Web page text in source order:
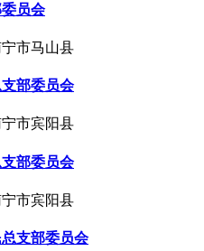
员会
市马山县
部委员会
市宾阳县
部委员会
市宾阳县
支部委员会